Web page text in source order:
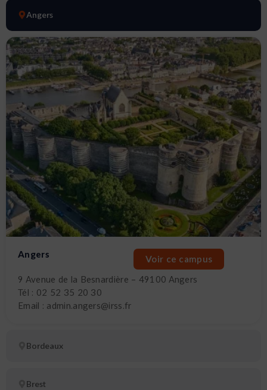
Angers
Bordeaux
Brest
Angers
Voir ce campus
9 Avenue de la Besnardière – 49100 Angers
Tél : 02 52 35 20 30
Email : admin.angers@irss.fr